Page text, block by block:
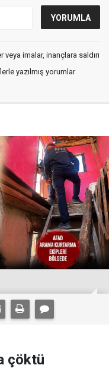
imalar, inançlara saldırı
yazılmış yorumlar
çöktü